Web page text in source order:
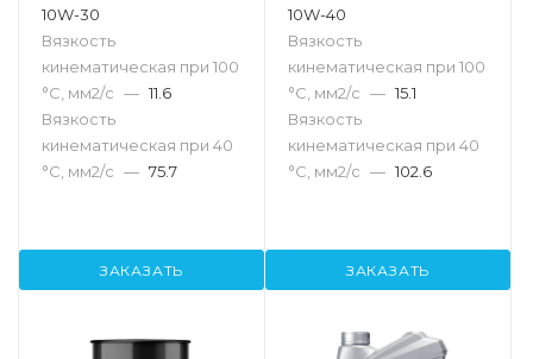
10W-30
Вязкость
кинематическая при 100
°С, мм2/с — 11.6
Вязкость
кинематическая при 40
°С, мм2/с — 75.7
ЗАКАЗАТЬ
10W-40
Вязкость
кинематическая при 100
°С, мм2/с — 15.1
Вязкость
кинематическая при 40
°С, мм2/с — 102.6
ЗАКАЗАТЬ